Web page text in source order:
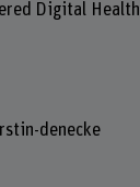
Digital Health
denecke